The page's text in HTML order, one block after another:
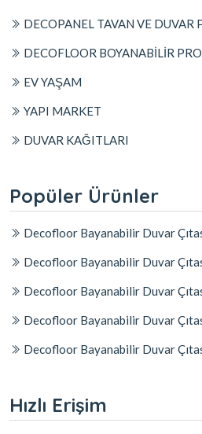
DECOPANEL TAVAN VE DUVAR
DECOFLOOR BOYANABİLİR
EV YAŞAM
YAPI MARKET
DUVAR KAĞITLARI
Popüler Ürünler
Decofloor Bayanabilir Duvar
Decofloor Bayanabilir Duvar
Decofloor Bayanabilir Duvar
Decofloor Bayanabilir Duvar
Decofloor Bayanabilir Duvar
Hızlı Erişim